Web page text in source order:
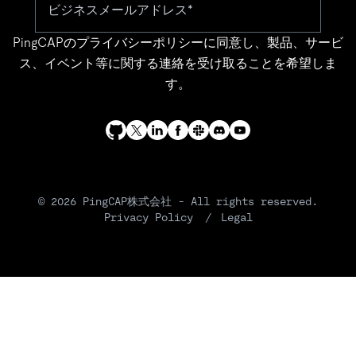
PingCAPのプライバシーポリシーに同意し、製品、サービ
ス、イベント等に関する連絡を受け取ることを希望しま
す。
© 2026 PingCAP株式会社 - All rights reserved.
Privacy Policy
Legal